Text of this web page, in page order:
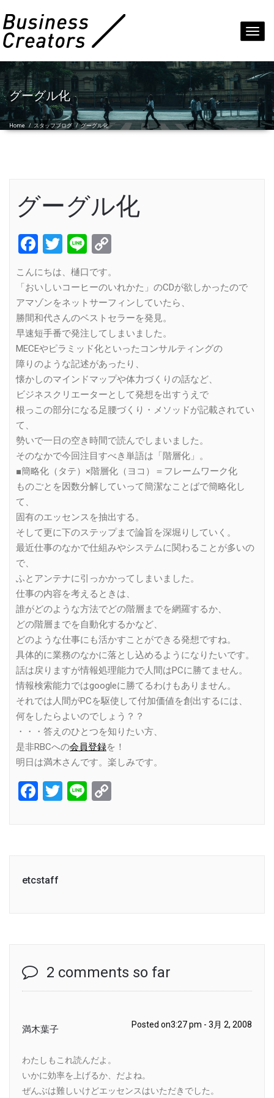
グーグル化
Home / スタッフブログ /グーグル化
グーグル化
Facebook
Twitter
Line
こんにちは、樋口です。
「おいしいコーヒーのいれかた」のCDが欲しかったので
アマゾンをネットサーフィンしていたら、
勝間和代さんのベストセラーを発見。
早速短手番で発注してしまいました。
MECEやピラミッド化といったコンサルティングの
障りのような記述があったり、
懐かしのマインドマップや体力づくりの話など、
ビジネスクリエーターとして発想を出すうえで
根っこの部分になる足腰づくり・メソッドが記載されてい
て、
勢いで一日の空き時間で読んでしまいました。
そのなかで今回注目すべき単語は「階層化」。
■簡略化（タテ）×階層化（ヨコ）＝フレームワーク化
ものごとを因数分解していって簡潔なことばで簡略化し
て、
固有のエッセンスを抽出する。
そして更に下のステップまで論旨を深堀りしていく。
最近仕事のなかで仕組みやシステムに関わることが多いの
で、
ふとアンテナに引っかかってしまいました。
仕事の内容を考えるときは、
誰がどのような方法でどの階層までを網羅するか、
どの階層までを自動化するかなど、
どのような仕事にも活かすことができる発想ですね。
具体的に業務のなかに落とし込めるようになりたいです。
話は戻りますが情報処理能力で人間はPCに勝てません。
情報検索能力ではgoogleに勝てるわけもありません。
それでは人間がPCを駆使して付加価値を創出するには、
何をしたらよいのでしょう？？
・・・答えのひとつを知りたい方、
是非RBCへの会員登録を！
明日は満木さんです。楽しみです。
Facebook
Twitter
Line
etcstaff
2 comments so far
満木葉子 Posted on3:27 pm - 3月 2, 2008
わたしもこれ読んだよ。
いかに効率を上げるか、だよね。
ぜんぶは難しいけどエッセンスはいただきでした。